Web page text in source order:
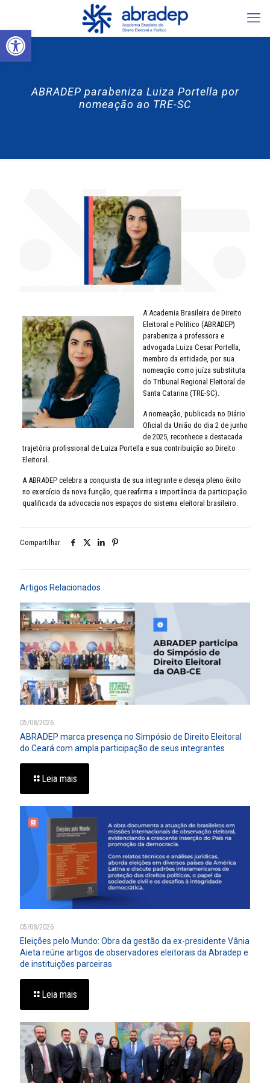
Abrir a barra de ferramentas
ABRADEP parabeniza Luiza Portella por
nomeação ao TRE-SC
A Academia Brasileira de Direito
Eleitoral e Político (ABRADEP)
parabeniza a professora e
advogada Luiza Cesar Portella,
membro da entidade, por sua
nomeação como juíza substituta
do Tribunal Regional Eleitoral de
Santa Catarina (TRE-SC).
A nomeação, publicada no Diário
Oficial da União do dia 2 de junho
de 2025, reconhece a destacada
trajetória profissional de Luiza Portella e sua contribuição ao Direito
Eleitoral.
A ABRADEP celebra a conquista de sua integrante e deseja pleno êxito
no exercício da nova função, que reafirma a importância da participação
qualificada da advocacia nos espaços do sistema eleitoral brasileiro.
Compartilhar
Artigos Relacionados
05/08/2026
ABRADEP marca presença no Simpósio de Direito Eleitoral
do Ceará com ampla participação de seus integrantes
Leia mais
05/08/2026
Eleições pelo Mundo: Obra da gestão da ex-presidente Vânia
Aieta reúne artigos de observadores eleitorais da Abradep e
de instituições parceiras
Leia mais